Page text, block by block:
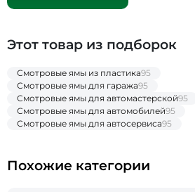
Этот товар из подборок
Смотровые ямы из пластика95
Смотровые ямы для гаража95
Смотровые ямы для автомастерской95
Смотровые ямы для автомобилей95
Смотровые ямы для автосервиса95
Похожие категории